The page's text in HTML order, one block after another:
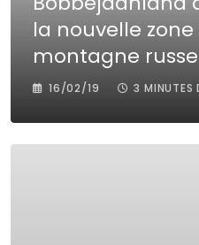
la nouvelle
montagne
16/02/19 3 MINUTES